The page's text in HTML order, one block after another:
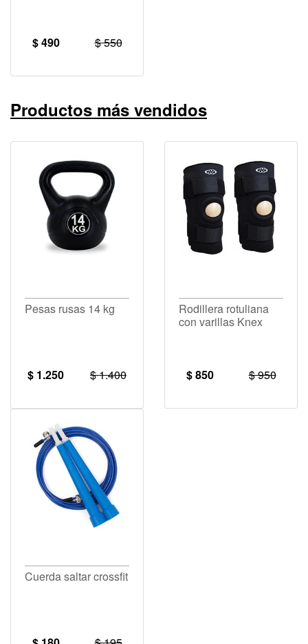
$ 490 $ 550
Productos más vendidos
Pesas rusas 14 kg
$ 1.250 $ 1.400
Rodillera rotuliana
con varillas Knex
$ 850 $ 950
Cuerda saltar crossfit